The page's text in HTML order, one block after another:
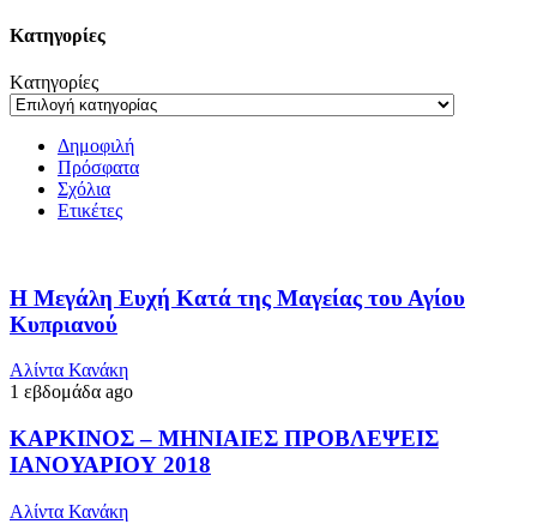
Kατηγορίες
Kατηγορίες
Δημοφιλή
Πρόσφατα
Σχόλια
Ετικέτες
Η Μεγάλη Ευχή Κατά της Μαγείας του Αγίου
Κυπριανού
Αλίντα Κανάκη
1 εβδομάδα ago
ΚΑΡΚΙΝΟΣ – ΜΗΝΙΑΙΕΣ ΠΡΟΒΛΕΨΕΙΣ
ΙΑΝΟΥΑΡΙΟΥ 2018
Αλίντα Κανάκη